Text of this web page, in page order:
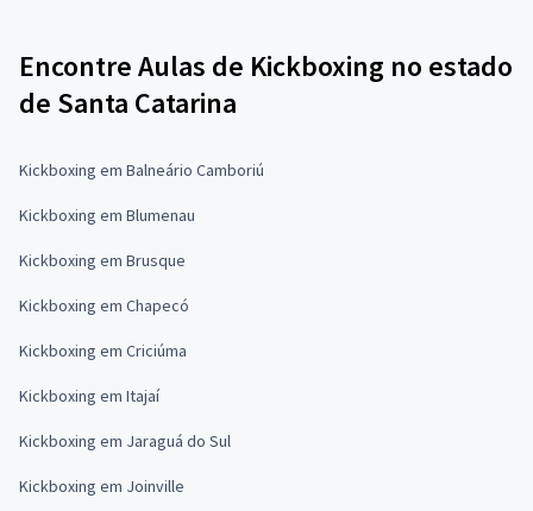
Encontre Aulas de Kickboxing no estado
de Santa Catarina
Kickboxing em Balneário Camboriú
Kickboxing em Blumenau
Kickboxing em Brusque
Kickboxing em Chapecó
Kickboxing em Criciúma
Kickboxing em Itajaí
Kickboxing em Jaraguá do Sul
Kickboxing em Joinville